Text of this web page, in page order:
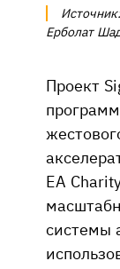
Ерболат
Проект
EA
системы